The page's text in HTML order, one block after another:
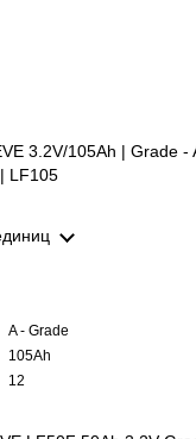
3.2V/105Ah | Grade -
LF105
A - Grade
105Аh
12